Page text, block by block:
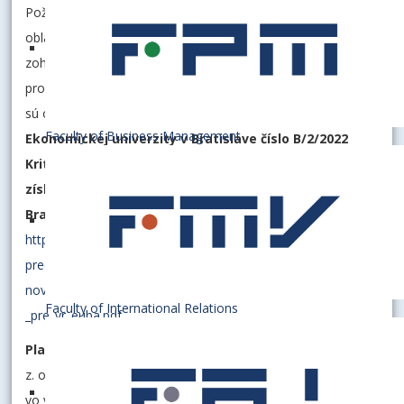
Faculty of Business Management
Faculty of International Relations
Požiadavky na obsadenie funkčného miesta profesor v
oblasti pedagogickej činnosti a v oblasti tvorivej činnosti
zohľadňujú požadovanú úroveň kritérií na získanie titulu
profesor v rámci inauguračných konaní na EU v Bratislave a
sú obsahom prílohy č. 5
Ekonomickej univerzity v Bratislave číslo B/2/2022
Kritériá na získanie titulu docent a kritériá na
získanie titulu profesor na Ekonomickej univerzite v
Bratislave
https://euba.sk/www_write/files/SK/docs/vnutorne-
predpisy/2022-
nove/
_pre_vr_euba.pdf
Platové podmienky:
z. o odmeňovaní niektorých zamestnancov pri výkone práce
vo verejnom záujme a o zmene a doplnení niektorých